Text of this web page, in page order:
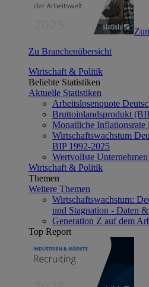
Zu Branchenübersicht
Wirtschaft & Politik
Beliebte Statistiken
Aktuelle Statistiken
Arbeitslosenquote
Bruttoinlandsprodukt
Monatliche Inflationsrate
Wirtschaftswachstum
BIP 1992-2025
Wertvollste
Wirtschaft & Politik
Themen
Weitere Themen
Wirtschaftswachstum:
und Stagnation - Daten
Generation Z auf dem
Top Report